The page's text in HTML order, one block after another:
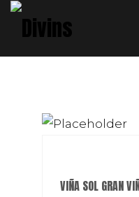
VIÑA SOL GRAN